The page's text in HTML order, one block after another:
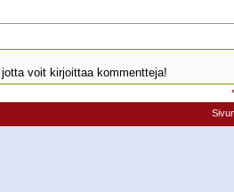
jotta voit kirjoittaa kommentteja!